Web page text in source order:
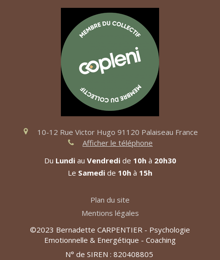
10-12 Rue Victor Hugo 91120 Palaiseau France
Afficher le téléphone
Du Lundiau Vendredide 10hà 20h30
Le Samedi de 10h à 15h
Plan du site
Mentions légales
©2023 Bernadette CARPENTIER - Psychologie
Emotionnelle & Energétique - Coaching
N° de SIREN : 820408805